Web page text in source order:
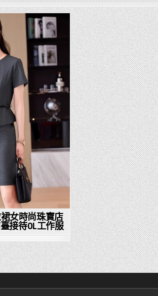
女時尚珠寶店
接待OL工作服